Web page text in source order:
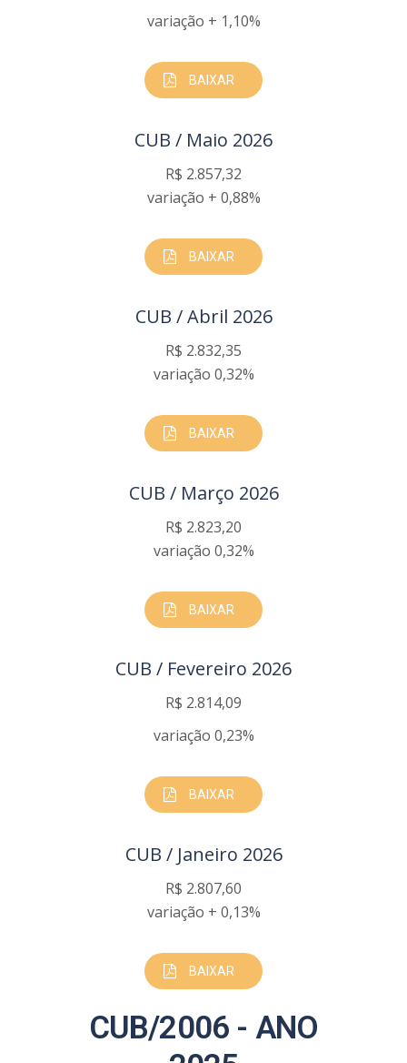
variação + 1,10%
BAIXAR
CUB / Maio 2026
R$ 2.857,32
variação + 0,88%
BAIXAR
CUB / Abril 2026
R$ 2.832,35
variação 0,32%
BAIXAR
CUB / Março 2026
R$ 2.823,20
variação 0,32%
BAIXAR
CUB / Fevereiro 2026
R$ 2.814,09
variação 0,23%
BAIXAR
CUB / Janeiro 2026
R$ 2.807,60
variação + 0,13%
BAIXAR
CUB/2006 - ANO